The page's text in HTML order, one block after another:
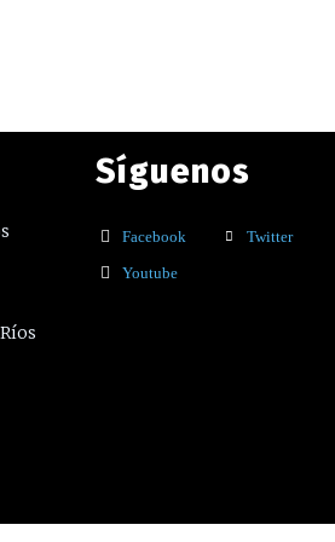
Síguenos
Facebook
Twitter
Youtube